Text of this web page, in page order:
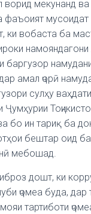
мекунанд ва
фаъоият
ки вобаста ба
намояндагони
баргузор
амал ҷорӣ
сулҳу
Ҷумҳурии
бо ин тариқ ба
бештар оид
мебошад.
дошт, ки
ҷомеа буда, дар
тартиботи